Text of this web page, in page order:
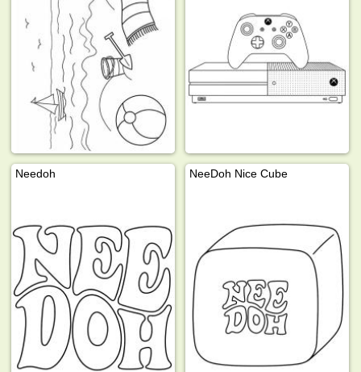
Needoh NeeDoh Nice Cube